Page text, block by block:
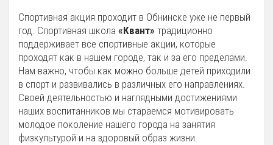
Спортивная акция проходит в Обнинске уже не первый
год. Спортивная школа «Квант» традиционно
поддерживает все спортивные акции, которые
проходят как в нашем городе, так и за его пределами.
Нам важно, чтобы как можно больше детей приходили
в спорт и развивались в различных его направлениях.
Своей деятельностью и наглядными достижениями
наших воспитанников мы стараемся мотивировать
молодое поколение нашего города на занятия
физкультурой и на здоровый образ жизни.